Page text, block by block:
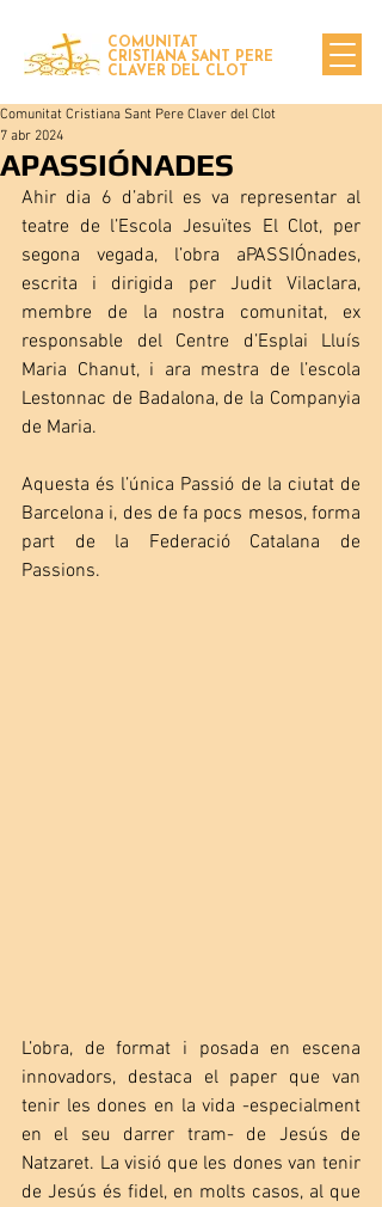
COMUNITAT
CRISTIANA SANT PERE
CLAVER DEL CLOT
APASSIÓNADES
Comunitat Cristiana Sant Pere Claver del Clot
7 abr 2024
Ahir dia 6 d’abril es va representar al
teatre de l’Escola Jesuïtes El Clot, per
segona vegada, l’obra aPASSIÓnades,
escrita i dirigida per Judit Vilaclara,
membre de la nostra comunitat, ex
responsable del Centre d’Esplai Lluís
Maria Chanut, i ara mestra de l’escola
Lestonnac de Badalona, de la Companyia
de Maria.
Aquesta és l’única Passió de la ciutat de
Barcelona i, des de fa pocs mesos, forma
part de la Federació Catalana de
Passions.
L’obra, de format i posada en escena
innovadors, destaca el paper que van
tenir les dones en la vida -especialment
en el seu darrer tram- de Jesús de
Natzaret. La visió que les dones van tenir
de Jesús és fidel, en molts casos, al que